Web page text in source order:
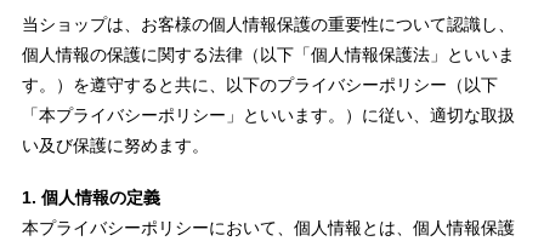
当ショップは、お客様の個人情報保護の重要性について認識し、
個人情報の保護に関する法律（以下「個人情報保護法」といいま
す。）を遵守すると共に、以下のプライバシーポリシー（以下
「本プライバシーポリシー」といいます。）に従い、適切な取扱
い及び保護に努めます。
1. 個人情報の定義
本プライバシーポリシーにおいて、個人情報とは、個人情報保護